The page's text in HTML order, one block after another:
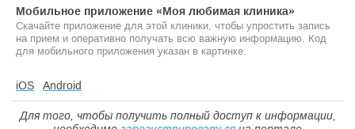
Мобильное приложение «Моя любимая клиника»
Скачайте приложение для этой клиники, чтобы упростить запись
на прием и оперативно получать всю важную информацию. Код
для мобильного приложения указан в картинке.
iOS Android
Для того, чтобы получить полный доступ к информации,